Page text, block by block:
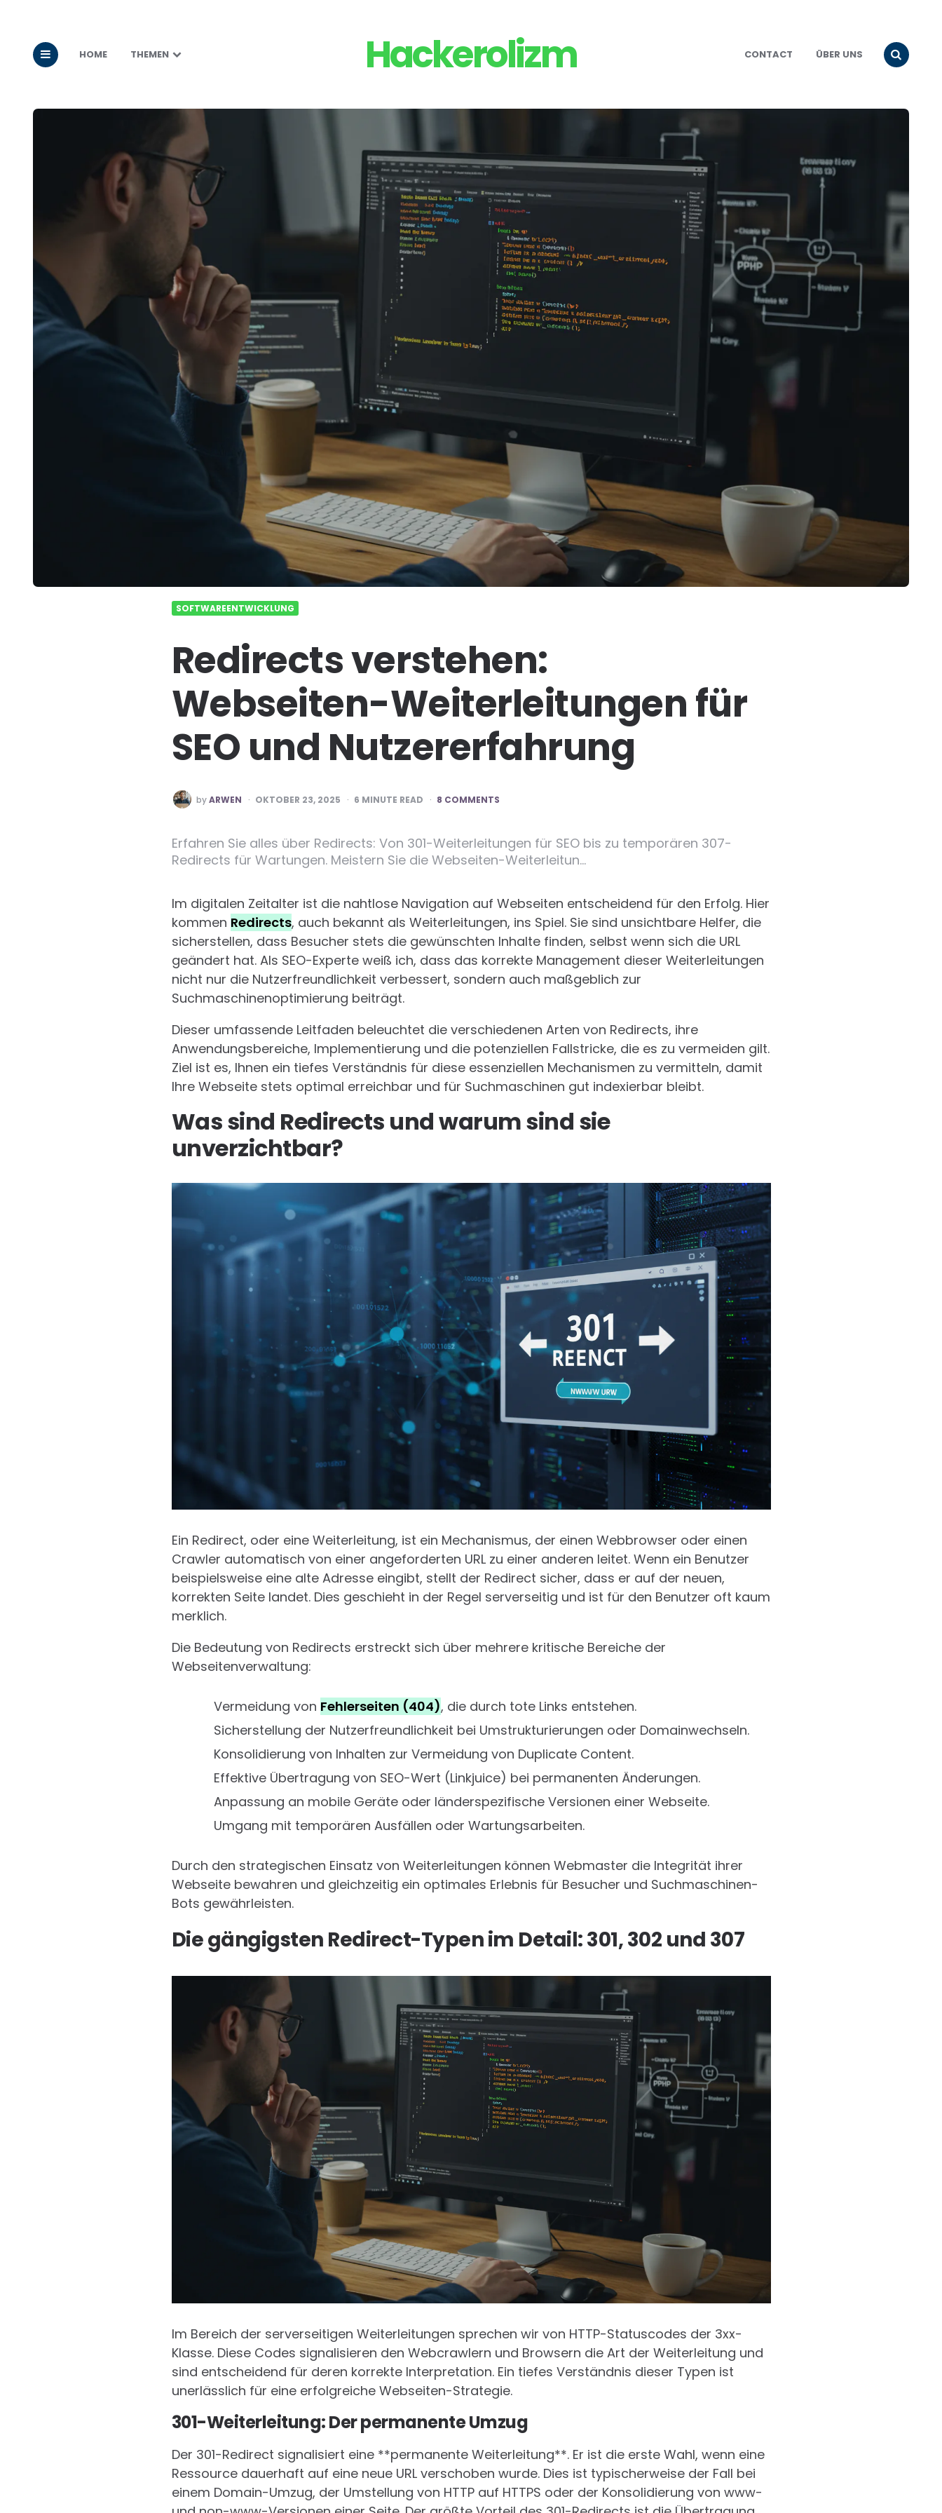
HOME THEMEN Hackerolizm CONTACT ÜBER UNS
SOFTWAREENTWICKLUNG
Redirects verstehen:
Webseiten-Weiterleitungen für
SEO und Nutzererfahrung
POSTED
BY
by ARWEN OKTOBER 23, 2025 6 MINUTE READ 8 COMMENTS
Erfahren Sie alles über Redirects: Von 301-Weiterleitungen für SEO bis zu temporären 307-
Redirects für Wartungen. Meistern Sie die Webseiten-Weiterleitun…
Im digitalen Zeitalter ist die nahtlose Navigation auf Webseiten entscheidend für den Erfolg. Hier
kommen Redirects, auch bekannt als Weiterleitungen, ins Spiel. Sie sind unsichtbare Helfer, die
sicherstellen, dass Besucher stets die gewünschten Inhalte finden, selbst wenn sich die URL
geändert hat. Als SEO-Experte weiß ich, dass das korrekte Management dieser Weiterleitungen
nicht nur die Nutzerfreundlichkeit verbessert, sondern auch maßgeblich zur
Suchmaschinenoptimierung beiträgt.
Dieser umfassende Leitfaden beleuchtet die verschiedenen Arten von Redirects, ihre
Anwendungsbereiche, Implementierung und die potenziellen Fallstricke, die es zu vermeiden gilt.
Ziel ist es, Ihnen ein tiefes Verständnis für diese essenziellen Mechanismen zu vermitteln, damit
Ihre Webseite stets optimal erreichbar und für Suchmaschinen gut indexierbar bleibt.
Was sind Redirects und warum sind sie
unverzichtbar?
Ein Redirect, oder eine Weiterleitung, ist ein Mechanismus, der einen Webbrowser oder einen
Crawler automatisch von einer angeforderten URL zu einer anderen leitet. Wenn ein Benutzer
beispielsweise eine alte Adresse eingibt, stellt der Redirect sicher, dass er auf der neuen,
korrekten Seite landet. Dies geschieht in der Regel serverseitig und ist für den Benutzer oft kaum
merklich.
Die Bedeutung von Redirects erstreckt sich über mehrere kritische Bereiche der
Webseitenverwaltung:
Vermeidung von Fehlerseiten (404), die durch tote Links entstehen.
Sicherstellung der Nutzerfreundlichkeit bei Umstrukturierungen oder Domainwechseln.
Konsolidierung von Inhalten zur Vermeidung von Duplicate Content.
Effektive Übertragung von SEO-Wert (Linkjuice) bei permanenten Änderungen.
Anpassung an mobile Geräte oder länderspezifische Versionen einer Webseite.
Umgang mit temporären Ausfällen oder Wartungsarbeiten.
Durch den strategischen Einsatz von Weiterleitungen können Webmaster die Integrität ihrer
Webseite bewahren und gleichzeitig ein optimales Erlebnis für Besucher und Suchmaschinen-
Bots gewährleisten.
Die gängigsten Redirect-Typen im Detail: 301, 302 und 307
Im Bereich der serverseitigen Weiterleitungen sprechen wir von HTTP-Statuscodes der 3xx-
Klasse. Diese Codes signalisieren den Webcrawlern und Browsern die Art der Weiterleitung und
sind entscheidend für deren korrekte Interpretation. Ein tiefes Verständnis dieser Typen ist
unerlässlich für eine erfolgreiche Webseiten-Strategie.
301-Weiterleitung: Der permanente Umzug
Der 301-Redirect signalisiert eine **permanente Weiterleitung**. Er ist die erste Wahl, wenn eine
Ressource dauerhaft auf eine neue URL verschoben wurde. Dies ist typischerweise der Fall bei
einem Domain-Umzug, der Umstellung von HTTP auf HTTPS oder der Konsolidierung von www-